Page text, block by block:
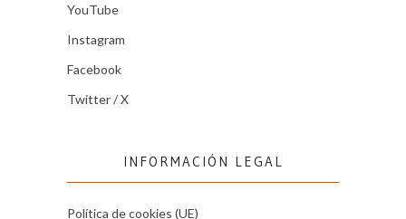
YouTube
Instagram
Facebook
Twitter / X
INFORMACIÓN LEGAL
Política de cookies (UE)